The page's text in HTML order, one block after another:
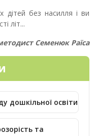
дітей без насилля і ви
літ...
Семенюк Раїса
дошкільної освіти
та